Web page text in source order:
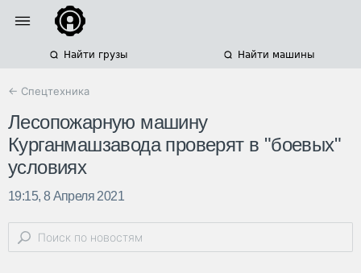
Найти грузы Найти машины
← Спецтехника
Лесопожарную машину
Курганмашзавода проверят в "боевых"
условиях
19:15, 8 Апреля 2021